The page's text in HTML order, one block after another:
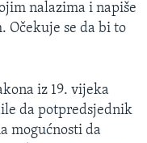
nalazima i napiše
Očekuje se da bi to
iz 19. vijeka
da potpredsjednik
mogućnosti da